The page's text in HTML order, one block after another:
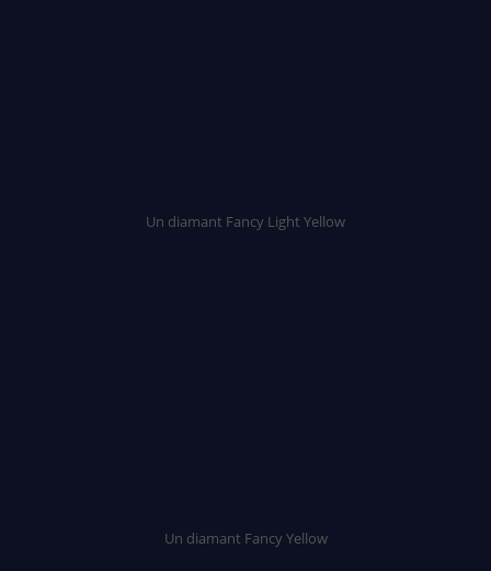
Un diamant Fancy Light Yellow
Un diamant Fancy Yellow